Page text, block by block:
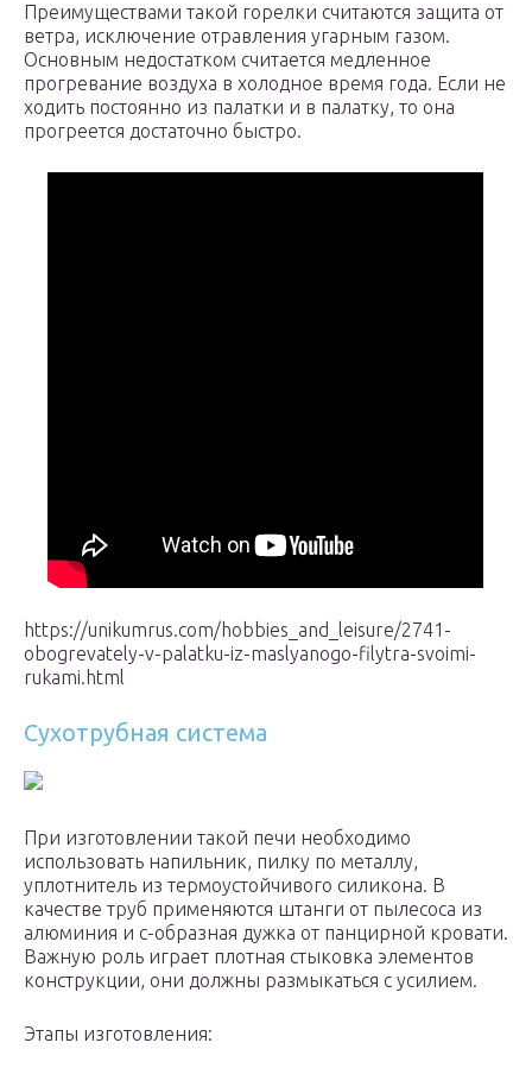
Преимуществами такой горелки считаются защита от
ветра, исключение отравления угарным газом.
Основным недостатком считается медленное
прогревание воздуха в холодное время года. Если не
ходить постоянно из палатки и в палатку, то она
прогреется достаточно быстро.
https://unikumrus.com/hobbies_and_leisure/2741-
obogrevately-v-palatku-iz-maslyanogo-filytra-svoimi-
rukami.html
Сухотрубная система
При изготовлении такой печи необходимо
использовать напильник, пилку по металлу,
уплотнитель из термоустойчивого силикона. В
качестве труб применяются штанги от пылесоса из
алюминия и с-образная дужка от панцирной кровати.
Важную роль играет плотная стыковка элементов
конструкции, они должны размыкаться с усилием.
Этапы изготовления: